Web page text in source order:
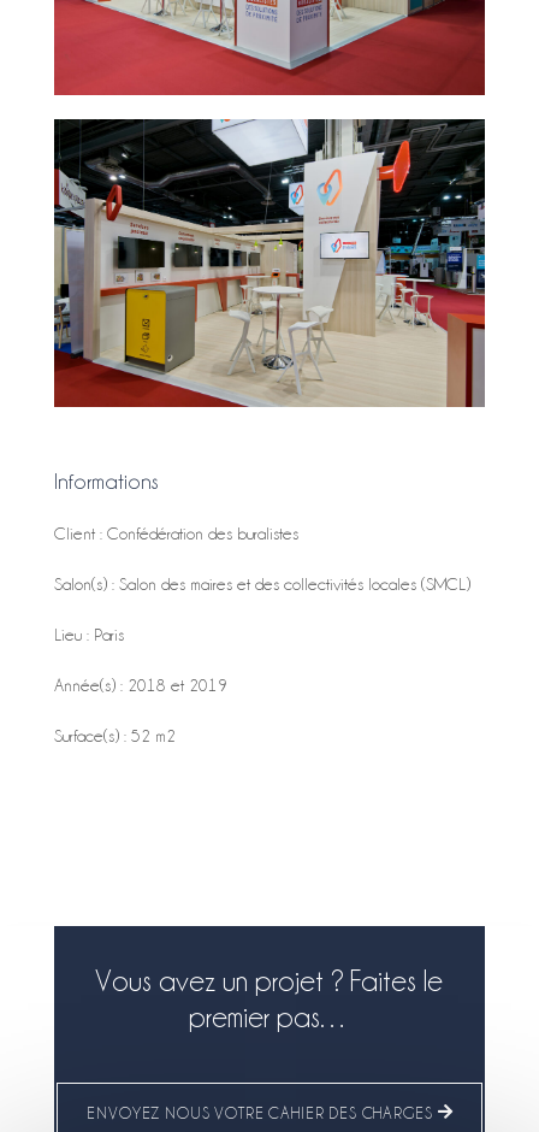
Informations
Client : Confédération des buralistes
Salon(s) : Salon des maires et des collectivités locales (SMCL)
Lieu : Paris
Année(s) : 2018 et 2019
Surface(s) : 52 m2
Vous avez un projet ? Faites le
premier pas…
ENVOYEZ NOUS VOTRE CAHIER DES CHARGES